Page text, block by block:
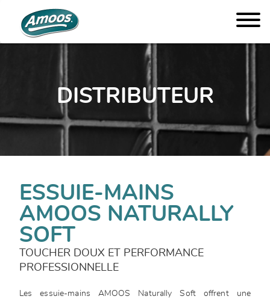
DISTRIBUTEUR
ESSUIE-MAINS
AMOOS NATURALLY
SOFT
TOUCHER DOUX ET PERFORMANCE
PROFESSIONNELLE
Les essuie-mains AMOOS Naturally Soft offrent une